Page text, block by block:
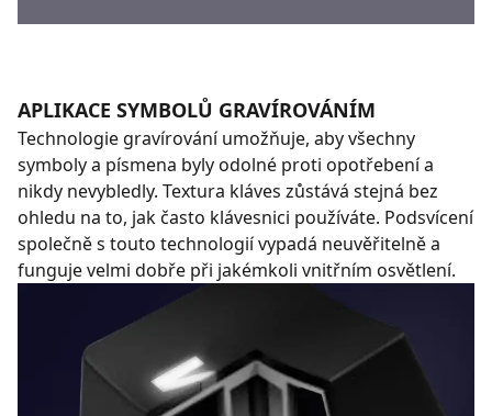
APLIKACE SYMBOLŮ GRAVÍROVÁNÍM
Technologie gravírování umožňuje, aby všechny
symboly a písmena byly odolné proti opotřebení a
nikdy nevybledly. Textura kláves zůstává stejná bez
ohledu na to, jak často klávesnici používáte. Podsvícení
společně s touto technologií vypadá neuvěřitelně a
funguje velmi dobře při jakémkoli vnitřním osvětlení.